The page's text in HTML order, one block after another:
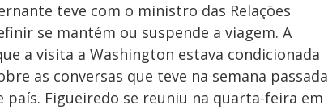
teve com o ministro das Relações
se mantém ou suspende a viagem. A
a visita a Washington estava condicionada
as conversas que teve na semana passada
país. Figueiredo se reuniu na quarta-feira em